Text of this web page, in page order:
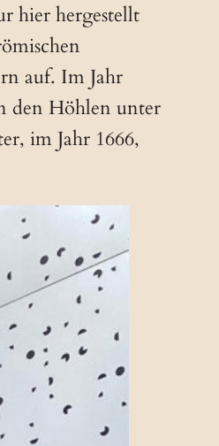
hier hergestellt
auf. Im Jahr
den Höhlen unter
im Jahr 1666,